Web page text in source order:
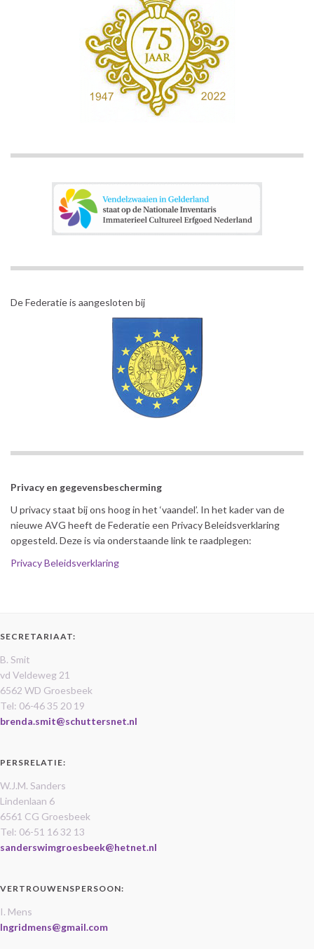
De Federatie is aangesloten bij
Privacy en gegevensbescherming
U privacy staat bij ons hoog in het ‘vaandel’. In het kader van de
nieuwe AVG heeft de Federatie een Privacy Beleidsverklaring
opgesteld. Deze is via onderstaande link te raadplegen:
Privacy Beleidsverklaring
SECRETARIAAT:
B. Smit
vd Veldeweg 21
6562 WD Groesbeek
Tel: 06-46 35 20 19
brenda.smit@schuttersnet.nl
PERSRELATIE:
W.J.M. Sanders
Lindenlaan 6
6561 CG Groesbeek
Tel: 06-51 16 32 13
sanderswimgroesbeek@hetnet.nl
VERTROUWENSPERSOON:
I. Mens
Ingridmens@gmail.com